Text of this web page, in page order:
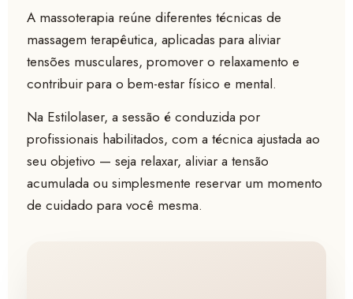
A massoterapia reúne diferentes técnicas de
massagem terapêutica, aplicadas para aliviar
tensões musculares, promover o relaxamento e
contribuir para o bem-estar físico e mental.
Na Estilolaser, a sessão é conduzida por
profissionais habilitados, com a técnica ajustada ao
seu objetivo — seja relaxar, aliviar a tensão
acumulada ou simplesmente reservar um momento
de cuidado para você mesma.